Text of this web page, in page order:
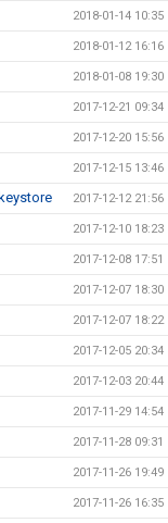
2018-01-14 10:35
2018-01-12 16:16
2018-01-08 19:30
2017-12-21 09:34
2017-12-20 15:56
2017-12-15 13:46
2017-12-12 21:56
2017-12-10 18:23
2017-12-08 17:51
2017-12-07 18:30
2017-12-07 18:22
2017-12-05 20:34
2017-12-03 20:44
2017-11-29 14:54
2017-11-28 09:31
2017-11-26 19:49
2017-11-26 16:35